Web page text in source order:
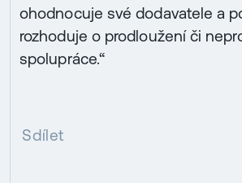
ohodnocuje své dodavatele a
rozhoduje o prodloužení či
spolupráce.“
Sdílet